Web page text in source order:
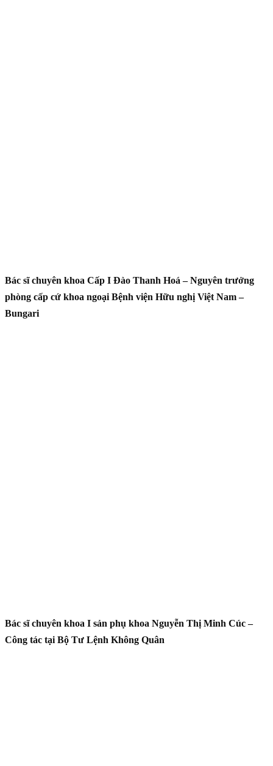
Bác sĩ chuyên khoa Cấp I Đào Thanh Hoá – Nguyên trưởng
phòng cấp cứ khoa ngoại Bệnh viện Hữu nghị Việt Nam –
Bungari
Bác sĩ chuyên khoa I sản phụ khoa Nguyễn Thị Minh Cúc –
Công tác tại Bộ Tư Lệnh Không Quân